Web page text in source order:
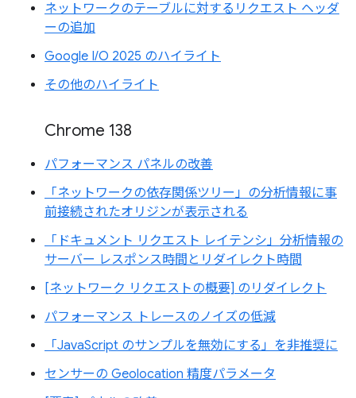
ネットワークのテーブルに対するリクエスト ヘッダ
ーの追加
Google I/O 2025 のハイライト
その他のハイライト
Chrome 138
パフォーマンス パネルの改善
「ネットワークの依存関係ツリー」の分析情報に事
前接続されたオリジンが表示される
「ドキュメント リクエスト レイテンシ」分析情報の
サーバー レスポンス時間とリダイレクト時間
[ネットワーク リクエストの概要] のリダイレクト
パフォーマンス トレースのノイズの低減
「JavaScript のサンプルを無効にする」を非推奨に
センサーの Geolocation 精度パラメータ